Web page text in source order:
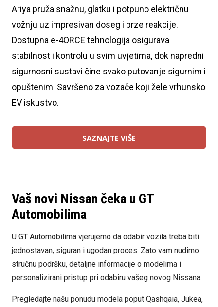
Ariya pruža snažnu, glatku i potpuno električnu
vožnju uz impresivan doseg i brze reakcije.
Dostupna e-4ORCE tehnologija osigurava
stabilnost i kontrolu u svim uvjetima, dok napredni
sigurnosni sustavi čine svako putovanje sigurnim i
opuštenim. Savršeno za vozače koji žele vrhunsko
EV iskustvo.
SAZNAJTE VIŠE
Vaš novi Nissan čeka u GT
Automobilima
U GT Automobilima vjerujemo da odabir vozila treba biti
jednostavan, siguran i ugodan proces. Zato vam nudimo
stručnu podršku, detaljne informacije o modelima i
personalizirani pristup pri odabiru vašeg novog Nissana.
Pregledajte našu ponudu modela poput Qashqaia, Jukea,